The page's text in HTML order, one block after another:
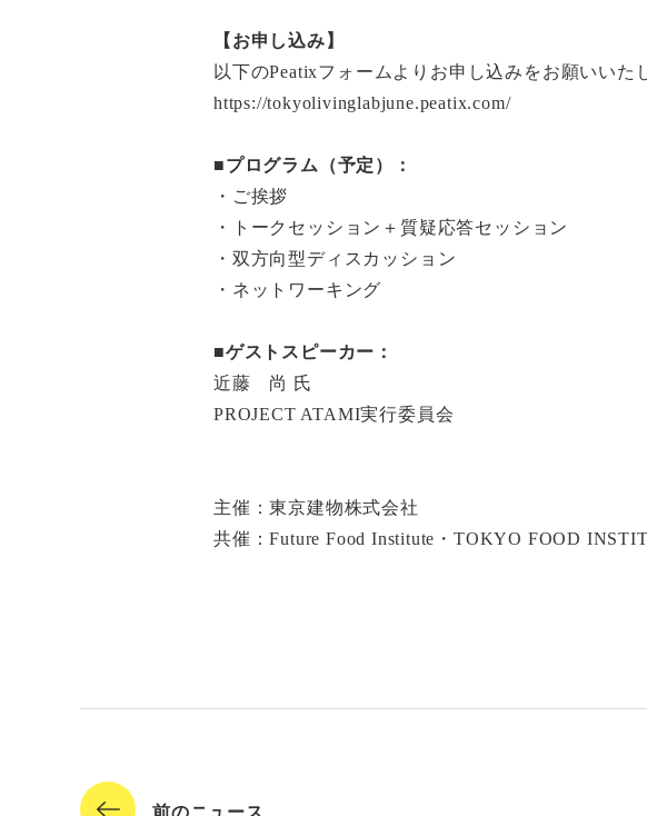
【お申し込み】
以下のPeatixフォームよりお申し込みをお願いいた
https://tokyolivinglabjune.peatix.com/
■プログラム（予定）：
・ご挨拶
・トークセッション＋質疑応答セッション
・双方向型ディスカッション
・ネットワーキング
■ゲストスピーカー：
近藤 尚 氏
PROJECT ATAMI実行委員会
主催：東京建物株式会社
共催：Future Food Institute・TOKYO FOOD
前のニュース